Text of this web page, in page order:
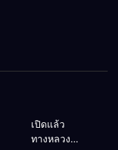
เปิดแล้ว
ทางหลวง